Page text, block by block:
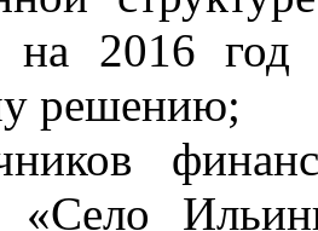
на 2016
решению;
«Село